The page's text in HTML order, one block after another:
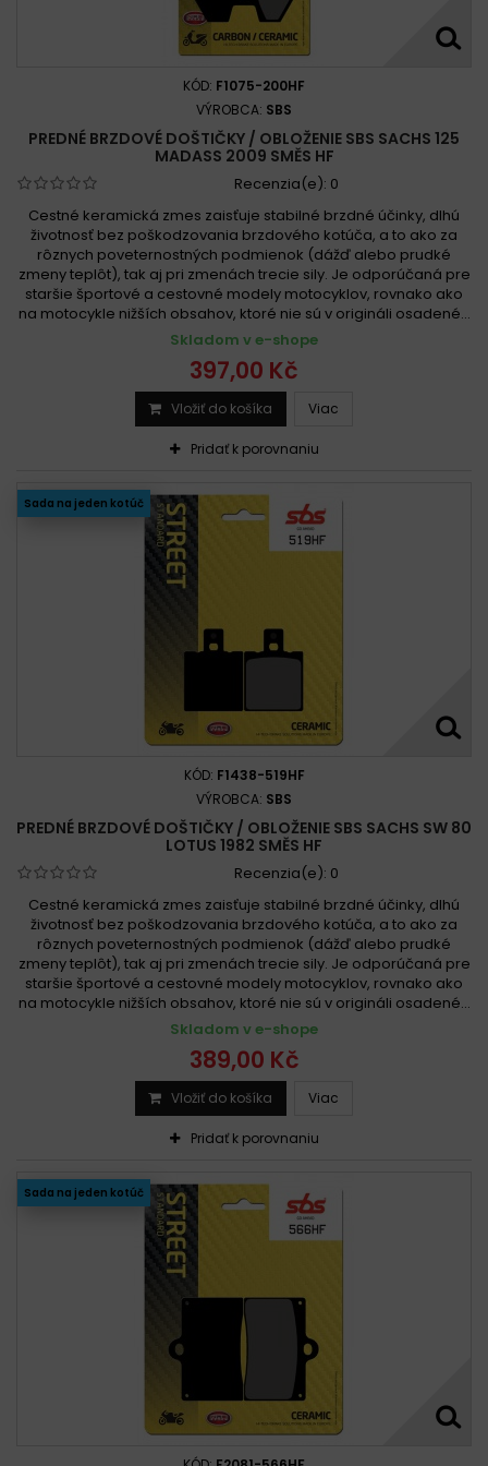
KÓD: F1075-200HF
VÝROBCA: SBS
PREDNÉ BRZDOVÉ DOŠTIČKY / OBLOŽENIE SBS SACHS 125
MADASS 2009 SMĚS HF
Recenzia(e): 0
Cestné keramická zmes zaisťuje stabilné brzdné účinky, dlhú
životnosť bez poškodzovania brzdového kotúča, a to ako za
rôznych poveternostných podmienok (dážď alebo prudké
zmeny teplôt), tak aj pri zmenách trecie sily. Je odporúčaná pre
staršie športové a cestovné modely motocyklov, rovnako ako
na motocykle nižších obsahov, ktoré nie sú v origináli osadené...
Skladom v e-shope
397,00 Kč
Vložiť do košíka Viac
Pridať k porovnaniu
Sada na jeden kotúč
KÓD: F1438-519HF
VÝROBCA: SBS
PREDNÉ BRZDOVÉ DOŠTIČKY / OBLOŽENIE SBS SACHS SW 80
LOTUS 1982 SMĚS HF
Recenzia(e): 0
Cestné keramická zmes zaisťuje stabilné brzdné účinky, dlhú
životnosť bez poškodzovania brzdového kotúča, a to ako za
rôznych poveternostných podmienok (dážď alebo prudké
zmeny teplôt), tak aj pri zmenách trecie sily. Je odporúčaná pre
staršie športové a cestovné modely motocyklov, rovnako ako
na motocykle nižších obsahov, ktoré nie sú v origináli osadené...
Skladom v e-shope
389,00 Kč
Vložiť do košíka Viac
Pridať k porovnaniu
Sada na jeden kotúč